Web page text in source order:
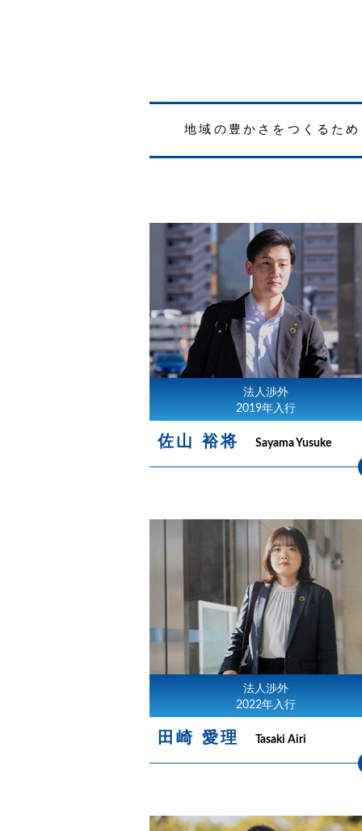
地域の豊かさをつくるた
法人渉外
2019年入行
佐山 裕将 Sayama Yusuke
法人渉外
2022年入行
田崎 愛理 Tasaki Airi